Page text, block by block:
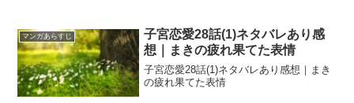
マンガあらすじ
子宮恋愛28話(1)ネタバレあり感
想｜まきの疲れ果てた表情
子宮恋愛28話(1)ネタバレあり感想｜まき
の疲れ果てた表情